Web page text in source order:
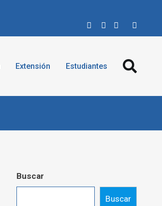
Extensión Estudiantes
Buscar
Buscar